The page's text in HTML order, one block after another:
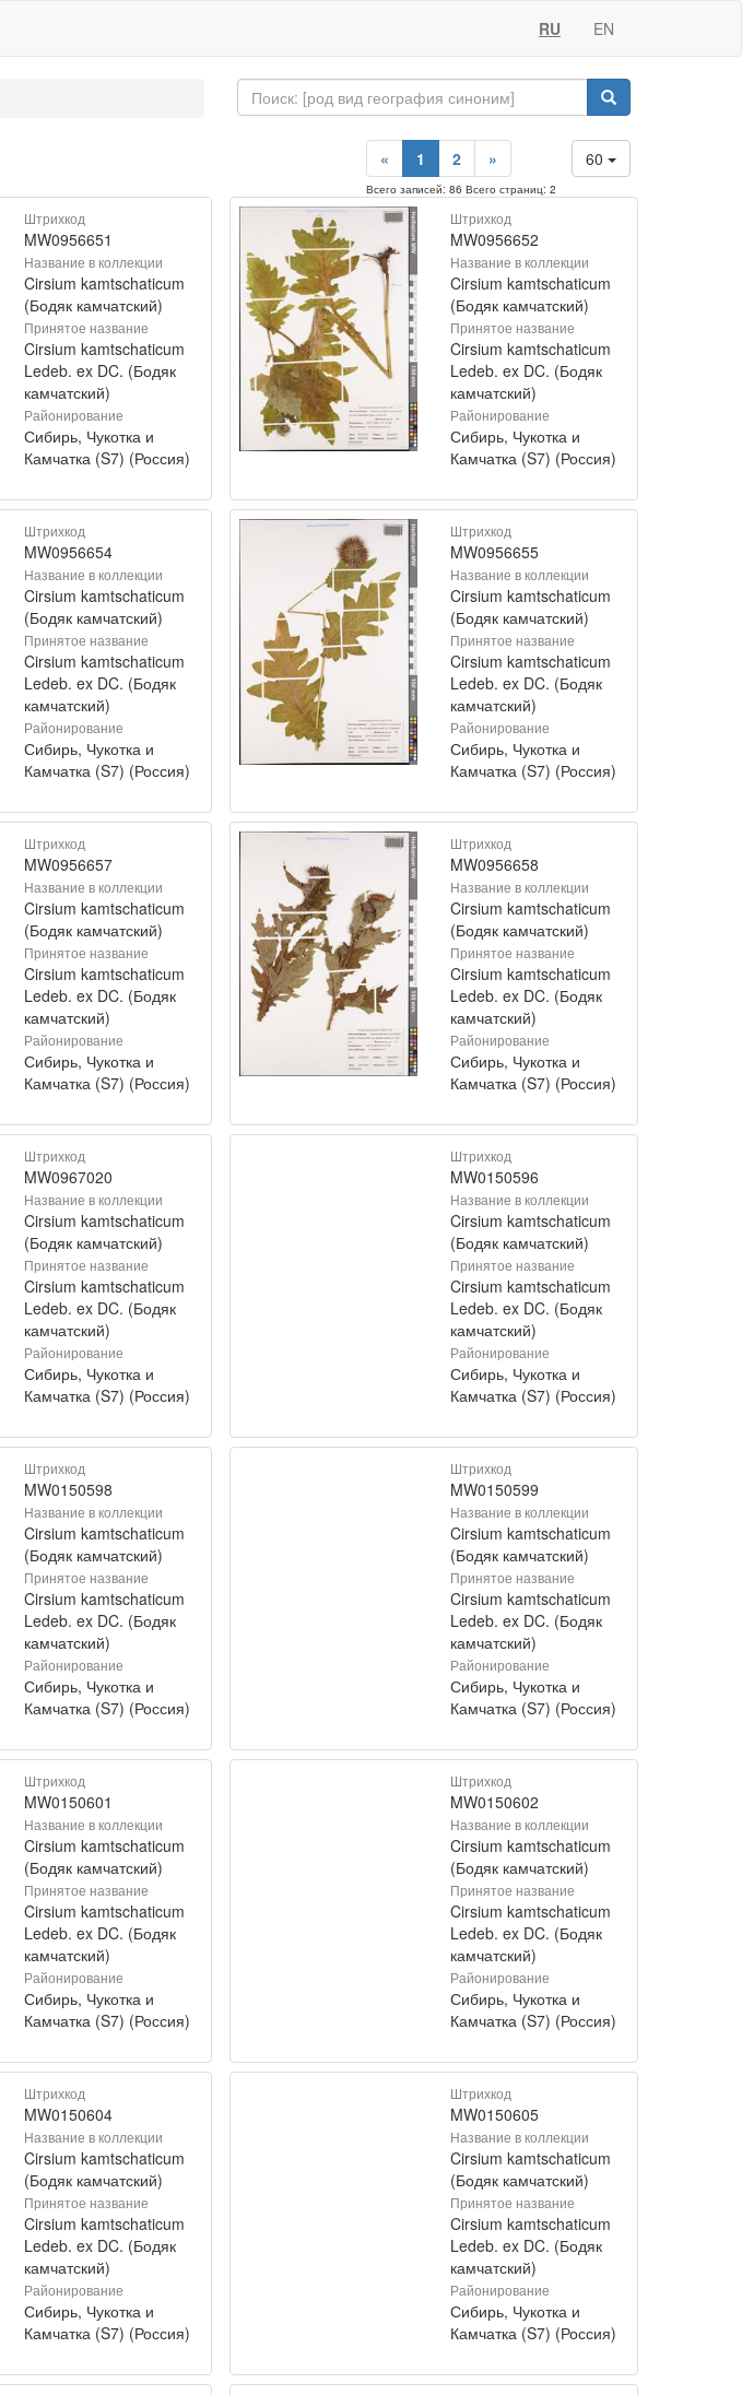
RU EN
60
« 1 2 »
Всего записей: 86 Всего страниц: 2
Штрихкод
MW0956651
Название в коллекции
Cirsium kamtschaticum
(Бодяк камчатский)
Принятое название
Cirsium kamtschaticum
Ledeb. ex DC. (Бодяк
камчатский)
Районирование
Сибирь, Чукотка и
Камчатка (S7) (Россия)
Штрихкод
MW0956652
Название в коллекции
Cirsium kamtschaticum
(Бодяк камчатский)
Принятое название
Cirsium kamtschaticum
Ledeb. ex DC. (Бодяк
камчатский)
Районирование
Сибирь, Чукотка и
Камчатка (S7) (Россия)
Штрихкод
MW0956654
Название в коллекции
Cirsium kamtschaticum
(Бодяк камчатский)
Принятое название
Cirsium kamtschaticum
Ledeb. ex DC. (Бодяк
камчатский)
Районирование
Сибирь, Чукотка и
Камчатка (S7) (Россия)
Штрихкод
MW0956655
Название в коллекции
Cirsium kamtschaticum
(Бодяк камчатский)
Принятое название
Cirsium kamtschaticum
Ledeb. ex DC. (Бодяк
камчатский)
Районирование
Сибирь, Чукотка и
Камчатка (S7) (Россия)
Штрихкод
MW0956657
Название в коллекции
Cirsium kamtschaticum
(Бодяк камчатский)
Принятое название
Cirsium kamtschaticum
Ledeb. ex DC. (Бодяк
камчатский)
Районирование
Сибирь, Чукотка и
Камчатка (S7) (Россия)
Штрихкод
MW0956658
Название в коллекции
Cirsium kamtschaticum
(Бодяк камчатский)
Принятое название
Cirsium kamtschaticum
Ledeb. ex DC. (Бодяк
камчатский)
Районирование
Сибирь, Чукотка и
Камчатка (S7) (Россия)
Штрихкод
MW0967020
Название в коллекции
Cirsium kamtschaticum
(Бодяк камчатский)
Принятое название
Cirsium kamtschaticum
Ledeb. ex DC. (Бодяк
камчатский)
Районирование
Сибирь, Чукотка и
Камчатка (S7) (Россия)
Штрихкод
MW0150596
Название в коллекции
Cirsium kamtschaticum
(Бодяк камчатский)
Принятое название
Cirsium kamtschaticum
Ledeb. ex DC. (Бодяк
камчатский)
Районирование
Сибирь, Чукотка и
Камчатка (S7) (Россия)
Штрихкод
MW0150598
Название в коллекции
Cirsium kamtschaticum
(Бодяк камчатский)
Принятое название
Cirsium kamtschaticum
Ledeb. ex DC. (Бодяк
камчатский)
Районирование
Сибирь, Чукотка и
Камчатка (S7) (Россия)
Штрихкод
MW0150599
Название в коллекции
Cirsium kamtschaticum
(Бодяк камчатский)
Принятое название
Cirsium kamtschaticum
Ledeb. ex DC. (Бодяк
камчатский)
Районирование
Сибирь, Чукотка и
Камчатка (S7) (Россия)
Штрихкод
MW0150601
Название в коллекции
Cirsium kamtschaticum
(Бодяк камчатский)
Принятое название
Cirsium kamtschaticum
Ledeb. ex DC. (Бодяк
камчатский)
Районирование
Сибирь, Чукотка и
Камчатка (S7) (Россия)
Штрихкод
MW0150602
Название в коллекции
Cirsium kamtschaticum
(Бодяк камчатский)
Принятое название
Cirsium kamtschaticum
Ledeb. ex DC. (Бодяк
камчатский)
Районирование
Сибирь, Чукотка и
Камчатка (S7) (Россия)
Штрихкод
MW0150604
Название в коллекции
Cirsium kamtschaticum
(Бодяк камчатский)
Принятое название
Cirsium kamtschaticum
Ledeb. ex DC. (Бодяк
камчатский)
Районирование
Сибирь, Чукотка и
Камчатка (S7) (Россия)
Штрихкод
MW0150605
Название в коллекции
Cirsium kamtschaticum
(Бодяк камчатский)
Принятое название
Cirsium kamtschaticum
Ledeb. ex DC. (Бодяк
камчатский)
Районирование
Сибирь, Чукотка и
Камчатка (S7) (Россия)